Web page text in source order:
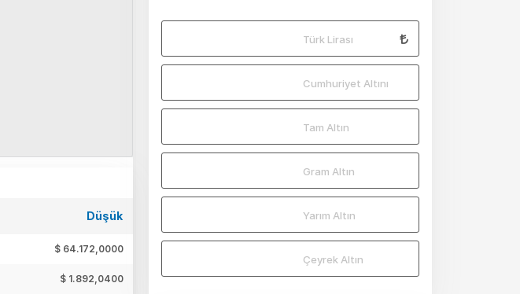
Düşük
$ 64.172,0000
$ 1.892,0400
Türk Lirası
Cumhuriyet Altını
Tam Altın
Gram Altın
Yarım Altın
Çeyrek Altın